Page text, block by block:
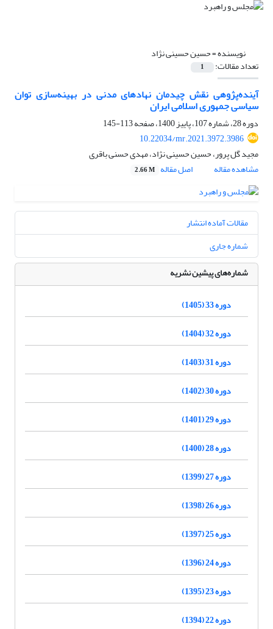
نویسنده =حسین حسینی نژاد
تعداد مقالات: 1
آینده‌پژوهی نقش چیدمان نهادهای مدنی در بهینه‌سازی توان
سیاسی جمهوری اسلامی ایران
دوره 28، شماره 107، پاییز 1400، صفحه
113-145
10.22034/mr.2021.3972.3986
مجید گل پرور، حسین حسینی نژاد، مهدی حسنی باقری
مشاهده مقاله
اصل مقاله 2.66 M
مقالات آماده انتشار
شماره جاری
شماره‌های پیشین نشریه
دوره 33 (1405)
دوره 32 (1404)
دوره 31 (1403)
دوره 30 (1402)
دوره 29 (1401)
دوره 28 (1400)
دوره 27 (1399)
دوره 26 (1398)
دوره 25 (1397)
دوره 24 (1396)
دوره 23 (1395)
دوره 22 (1394)